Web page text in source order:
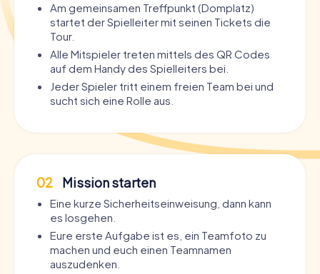
Am gemeinsamen Treffpunkt (Domplatz)
startet der Spielleiter mit seinen Tickets die
Tour.
Alle Mitspieler treten mittels des QR Codes
auf dem Handy des Spielleiters bei.
Jeder Spieler tritt einem freien Team bei und
sucht sich eine Rolle aus.
02 Mission starten
Eine kurze Sicherheitseinweisung, dann kann
es losgehen.
Eure erste Aufgabe ist es, ein Teamfoto zu
machen und euch einen Teamnamen
auszudenken.